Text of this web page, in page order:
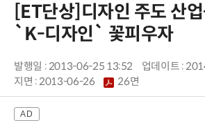
[ET단상]디자인 주도 산
`K-디자인` 꽃피우자
발행일 : 2013-06-25 13:52
업데이트 :
지면 :2013-06-26 26면